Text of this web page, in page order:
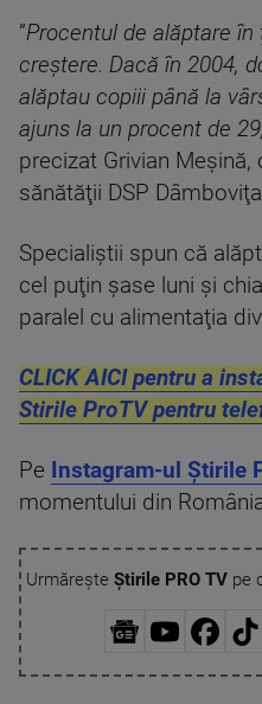
”Procentul de alăptare
creştere. Dacă în 2004,
alăptau copiii până la
ajuns la un procent de
precizat Grivian
sănătăţii DSP
Specialiştii spun că
cel puţin şase luni şi
paralel cu alimentaţia
CLICK AICI pentru a
Stirile ProTV pentru
Pe Instagram-ul Știrile
momentului din
Urmărește Știrile PRO TVpe